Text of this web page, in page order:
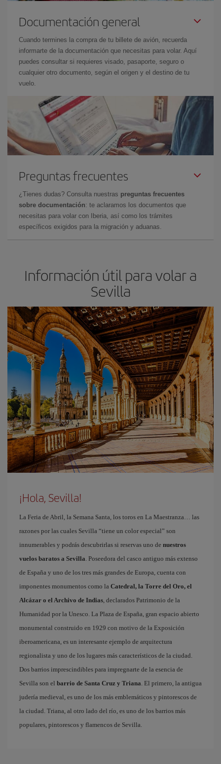
Documentación general
Cuando termines la compra de tu billete de avión, recuerda
informarte de la documentación que necesitas para volar. Aquí
puedes consultar si requieres visado, pasaporte, seguro o
cualquier otro documento, según el origen y el destino de tu
vuelo.
Preguntas frecuentes
¿Tienes dudas? Consulta nuestras preguntas frecuentes
sobre documentación: te aclaramos los documentos que
necesitas para volar con Iberia, así como los trámites
específicos exigidos para la migración y aduanas.
Información útil para volar a
Sevilla
¡Hola, Sevilla!
La Feria de Abril, la Semana Santa, los toros en La Maestranza… las
razones por las cuales Sevilla “tiene un color especial” son
innumerables y podrás descubrirlas si reservas uno de nuestros
vuelos baratos a Sevilla. Poseedora del casco antiguo más extenso
de España y uno de los tres más grandes de Europa, cuenta con
imponentes monumentos como la Catedral, la Torre del Oro, el
Alcázar o el Archivo de Indias, declarados Patrimonio de la
Humanidad por la Unesco. La Plaza de España, gran espacio abierto
monumental construido en 1929 con motivo de la Exposición
iberoamericana, es un interesante ejemplo de arquitectura
regionalista y uno de los lugares más característicos de la ciudad.
Dos barrios imprescindibles para impregnarte de la esencia de
Sevilla son el barrio de Santa Cruz y Triana. El primero, la antigua
judería medieval, es uno de los más emblemáticos y pintorescos de
la ciudad. Triana, al otro lado del río, es uno de los barrios más
populares, pintorescos y flamencos de Sevilla.